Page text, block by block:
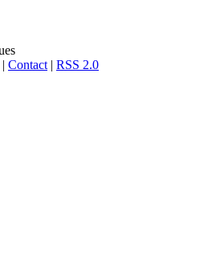
| Contact | RSS 2.0